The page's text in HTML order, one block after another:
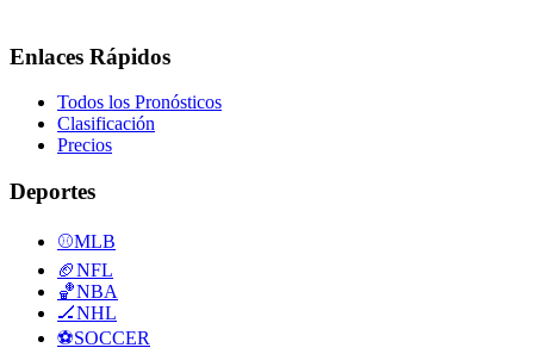
Enlaces Rápidos
Todos los Pronósticos
Clasificación
Precios
Deportes
⚾MLB
🏈NFL
🏀NBA
🏒NHL
⚽SOCCER